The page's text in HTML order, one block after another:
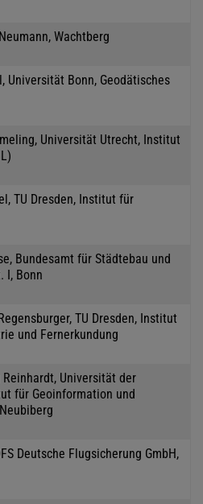
Wachtberg
Universität Bonn, Geodätisches
Universität Utrecht, Institut
TU Dresden, Institut für
Bundesamt für Städtebau und
I, Bonn
TU Dresden, Institut
und Fernerkundung
Reinhardt, Universität der
für Geoinformation und
Deutsche Flugsicherung GmbH,